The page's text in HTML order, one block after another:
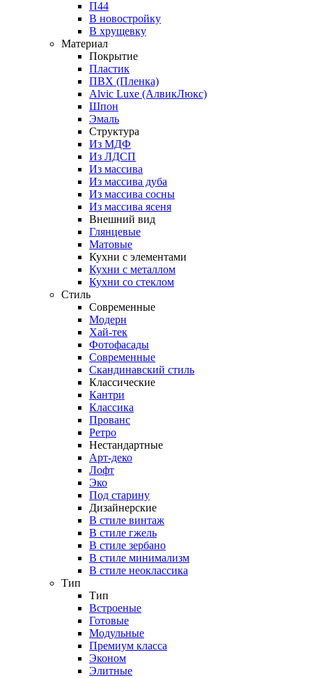
П44
В новостройку
В хрущевку
Материал
Покрытие
Пластик
ПВХ (Пленка)
Alvic Luxe (АлвикЛюкс)
Шпон
Эмаль
Структура
Из МДФ
Из ЛДСП
Из массива
Из массива дуба
Из массива сосны
Из массива ясеня
Внешний вид
Глянцевые
Матовые
Кухни с элементами
Кухни с металлом
Кухни со стеклом
Стиль
Современные
Модерн
Хай-тек
Фотофасады
Современные
Скандинавский стиль
Классические
Кантри
Классика
Прованс
Ретро
Нестандартные
Арт-деко
Лофт
Эко
Под старину
Дизайнерские
В стиле винтаж
В стиле гжель
В стиле зербано
В стиле минимализм
В стиле неоклассика
Тип
Тип
Встроеные
Готовые
Модульные
Премиум класса
Эконом
Элитные